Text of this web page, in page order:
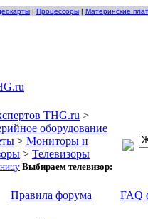
| Процессоры | Материнские
THG.ru >
оборудование
> Мониторы и
> Телевизоры
Выбираем телевизор:
Правила форума FAQ